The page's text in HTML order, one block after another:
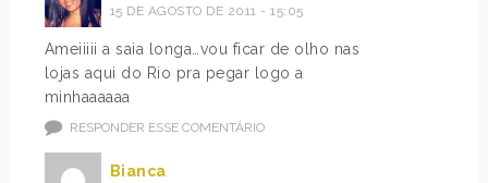
15 DE AGOSTO DE 2011 - 15:05
Ameiiiii a saia longa…vou ficar de olho nas
lojas aqui do Rio pra pegar logo a
minhaaaaaa
RESPONDER ESSE COMENTÁRIO
Bianca